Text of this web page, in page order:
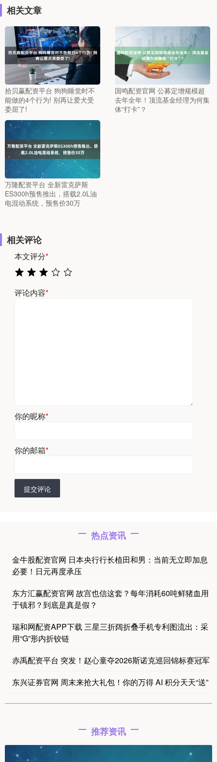
相关文章
拾贝赢配资平台 狗狗睡觉时不
能做的4个行为! 别再让爱犬受
委屈了!
国鸣配资官网 公募定增规模超
去年全年！顶流基金经理为何集
体“打卡”？
万隆配资平台 全新雷克萨斯
ES300h预售推出，搭载2.0L油
电混动系统，预售价30万
相关评论
本文评分*
评论内容*
你的昵称*
你的邮箱*
提交评论
热点资讯
金牛股配资官网 日本央行行长植田和男：当前无立即加息
必要！日元再度承压
东方汇赢配资官网 故宫也信这套？每年消耗60吨鲜猪血用
于镇邪？到底是真是假？
瑞和网配资APP下载 三星三折阔折叠手机专利图流出：采
用“G”形内折铰链
赤禹配资平台 突发！赵心童夺2026斯诺克巡回锦标赛冠军
东兴证券官网 周末来抢大礼包！你的万得 AI 积分天天“送”
推荐资讯